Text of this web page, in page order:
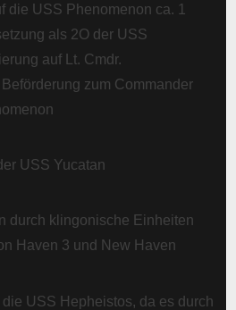
die USS Phenomenon ca. 1
als 2O der USS
auf Lt. Cmdr.
zum Commander
USS Yucatan
durch klingonische Einheiten
Haven 3 und New Haven
USS Hepheistos, da es durch